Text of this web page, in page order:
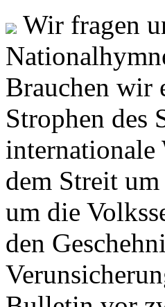
Wir fragen
Brauchen wir
Strophen des
internationale
dem Streit
um die
den